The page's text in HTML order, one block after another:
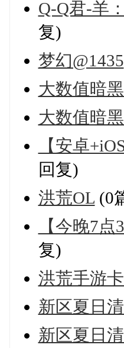
Q-Q君-羊
复)
梦幻@1435
大数值暗
大数值暗
【安卓
回复)
洪荒OL (0
【今晚7
复)
洪荒手游
新区夏日
新区夏日